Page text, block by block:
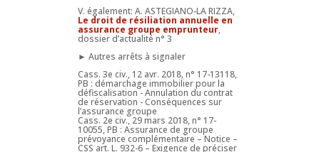
V. également: A. ASTEGIANO-LA RIZZA,
Le droit de résiliation annuelle en
assurance groupe emprunteur,
dossier d’actualité n° 3
► Autres arrêts à signaler
Cass. 3e civ., 12 avr. 2018, n° 17-13118,
PB : démarchage immobilier pour la
défiscalisation - Annulation du contrat
de réservation - Conséquences sur
l’assurance groupe
Cass. 2e civ., 29 mars 2018, n° 17-
10055, PB : Assurance de groupe
prévoyance complémentaire – Notice –
CSS art. L. 932-6 – Exigence de préciser